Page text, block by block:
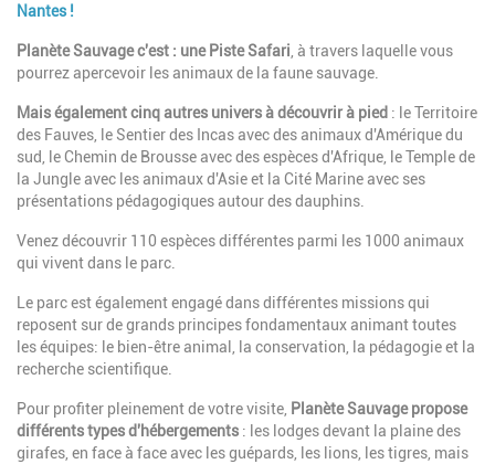
Nantes !
Planète Sauvage c'est : une Piste Safari , à travers laquelle vous
pourrez apercevoir les animaux de la faune sauvage.
Mais également cinq autres univers à découvrir à pied : le Territoire
des Fauves, le Sentier des Incas avec des animaux d'Amérique du
sud, le Chemin de Brousse avec des espèces d'Afrique, le Temple de
la Jungle avec les animaux d'Asie et la Cité Marine avec ses
présentations pédagogiques autour des dauphins.
Venez découvrir 110 espèces différentes parmi les 1000 animaux
qui vivent dans le parc.
Le parc est également engagé dans différentes missions qui
reposent sur de grands principes fondamentaux animant toutes
les équipes: le bien-être animal, la conservation, la pédagogie et la
recherche scientifique.
Pour profiter pleinement de votre visite, Planète Sauvage propose
différents types d'hébergements : les lodges devant la plaine des
girafes, en face à face avec les guépards, les lions, les tigres, mais